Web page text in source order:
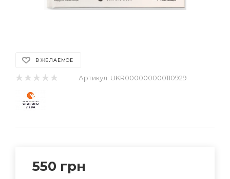
В ЖЕЛАЕМОЕ
Артикул: UKR000000000110929
550 грн